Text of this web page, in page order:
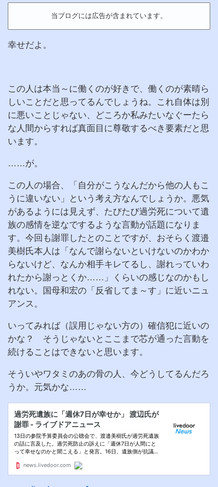
当ブログには広告が含まれています。
幸せだよ。
この人は本当～に働くのが好きで、働くのが素晴ら
しいことだと思ってるんでしょうね。これ自体は別
に悪いことじゃない、どころか私みたいなぐーたら
な人間からすれば真面目に尊敬するべき要素だと思
います。
……が。
この人の場合、「自分がこうなんだから他の人もこ
うに違いない」という考え方なんでしょうか。悪気
があるようには見えず、たびたび過労死について遺
族の感情を逆なでするような言動が話題になりま
す。今回も謝罪したとのことですが、おそらく渡邉
美樹氏本人は「なんで謝らないといけないのかわか
らないけど、なんか相手キレてるし、謝れっていわ
れたから謝っとくか……」くらいの感じなのかもし
れない。国母和宏の「反省してま～す」に近いニュ
アンス。
いってみれば（誤用じゃない方の）確信犯に近いの
かな？ そうじゃないとここまで芯が通った言動を
続けることはできないと思います。
そういやワタミのあの骨の人、今どうしてるんだろ
うか。元気かな……